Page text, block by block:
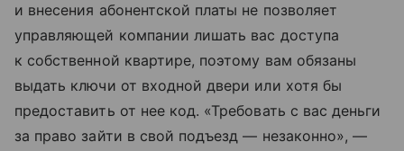
и внесения абонентской платы не позволяет
управляющей компании лишать вас доступа
к собственной квартире, поэтому вам обязаны
выдать ключи от входной двери или хотя бы
предоставить от нее код. «Требовать с вас деньги
за право зайти в свой подъезд — незаконно», —